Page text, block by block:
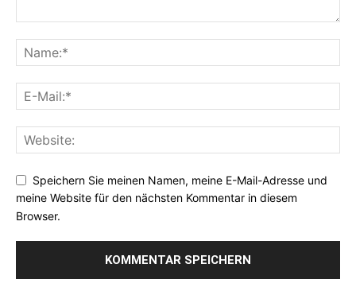
Speichern Sie meinen Namen, meine E-Mail-Adresse und
meine Website für den nächsten Kommentar in diesem
Browser.